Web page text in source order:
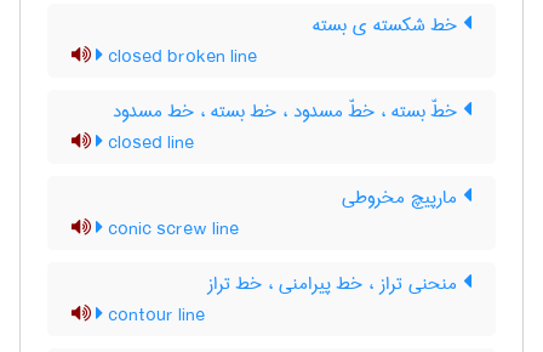
خط شکسته ی بسته
closed broken line
خطّ بسته ، خطّ مسدود ، خط بسته ، خط مسدود
closed line
مارپیچ مخروطی
conic screw line
منحنی تراز ، خط پیرامنی ، خط تراز
contour line